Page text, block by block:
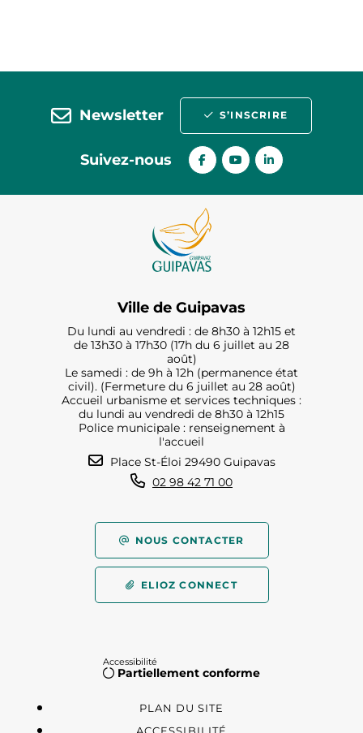
Newsletter S’INSCRIRE
Suivez-nous
Ville de Guipavas
Du lundi au vendredi : de 8h30 à 12h15 et
de 13h30 à 17h30 (17h du 6 juillet au 28
août)
Le samedi : de 9h à 12h (permanence état
civil). (Fermeture du 6 juillet au 28 août)
Accueil urbanisme et services techniques :
du lundi au vendredi de 8h30 à 12h15
Police municipale : renseignement à
l'accueil
Place St-Éloi 29490 Guipavas
02 98 42 71 00
NOUS CONTACTER
ELIOZ CONNECT
Accessibilité
Partiellement conforme
PLAN DU SITE